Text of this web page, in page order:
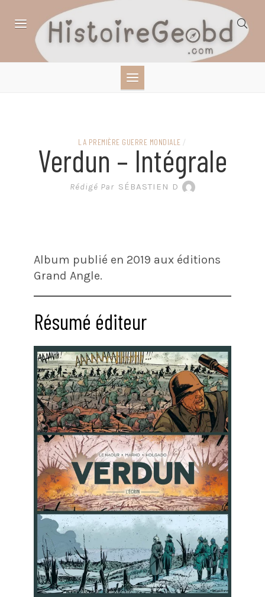
SCIENCES,
LITTÉRATURE EN
BANDE DESSINÉE
LA PREMIÈRE GUERRE MONDIALE /
Verdun – Intégrale
Rédigé Par SÉBASTIEN D
Album publié en 2019 aux éditions
Grand Angle.
Résumé éditeur